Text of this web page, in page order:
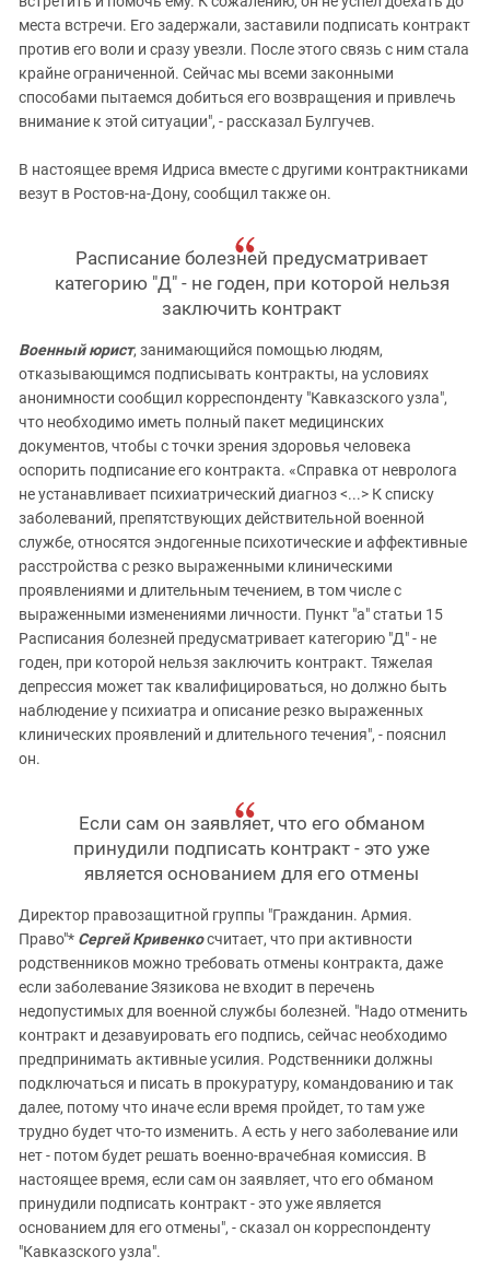
места встречи. Его задержали, заставили подписать контракт
против его воли и сразу увезли. После этого связь с ним стала
крайне ограниченной. Сейчас мы всеми законными
способами пытаемся добиться его возвращения и привлечь
внимание к этой ситуации", - рассказал Булгучев.
В настоящее время Идриса вместе с другими контрактниками
везут в Ростов-на-Дону, сообщил также он.
Расписание болезней предусматривает
категорию "Д" - не годен, при которой нельзя
заключить контракт
Военный юрист, занимающийся помощью людям,
отказывающимся подписывать контракты, на условиях
анонимности сообщил корреспонденту "Кавказского узла",
что необходимо иметь полный пакет медицинских
документов, чтобы с точки зрения здоровья человека
оспорить подписание его контракта. «Справка от невролога
не устанавливает психиатрический диагноз <...> К списку
заболеваний, препятствующих действительной военной
службе, относятся эндогенные психотические и аффективные
расстройства с резко выраженными клиническими
проявлениями и длительным течением, в том числе с
выраженными изменениями личности. Пункт "а" статьи 15
Расписания болезней предусматривает категорию "Д" - не
годен, при которой нельзя заключить контракт. Тяжелая
депрессия может так квалифицироваться, но должно быть
наблюдение у психиатра и описание резко выраженных
клинических проявлений и длительного течения", - пояснил
он.
Если сам он заявляет, что его обманом
принудили подписать контракт - это уже
является основанием для его отмены
Директор правозащитной группы "Гражданин. Армия.
Право"* Сергей Кривенкосчитает, что при активности
родственников можно требовать отмены контракта, даже
если заболевание Зязикова не входит в перечень
недопустимых для военной службы болезней. "Надо отменить
контракт и дезавуировать его подпись, сейчас необходимо
предпринимать активные усилия. Родственники должны
подключаться и писать в прокуратуру, командованию и так
далее, потому что иначе если время пройдет, то там уже
трудно будет что-то изменить. А есть у него заболевание или
нет - потом будет решать военно-врачебная комиссия. В
настоящее время, если сам он заявляет, что его обманом
принудили подписать контракт - это уже является
основанием для его отмены", - сказал он корреспонденту
"Кавказского узла".